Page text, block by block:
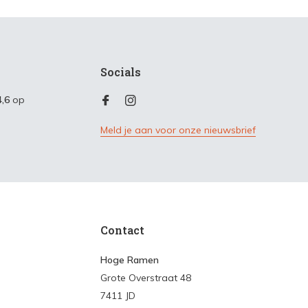
op
Socials
Meld je aan voor onze nieuwsbrief
Contact
Hoge Ramen
Grote Overstraat 48
7411 JD